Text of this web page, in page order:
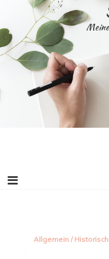
content
Allgemein/